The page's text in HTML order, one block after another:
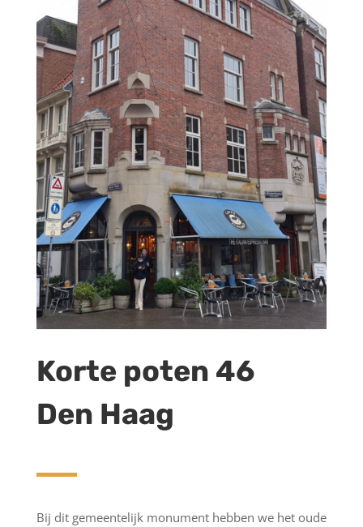
Korte poten 46
Den Haag
Bij dit gemeentelijk monument hebben we het oude